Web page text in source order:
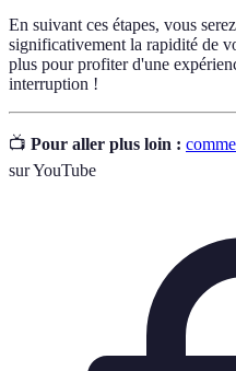
En suivant ces étapes, vous
significativement la rapidité de
plus pour profiter d'une
interruption !
📺 Pour aller plus loin :
sur YouTube